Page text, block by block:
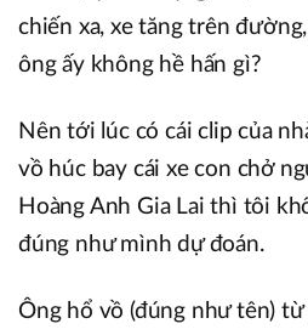
chiến xa, xe tăng trên
ông ấy không hề hấn gì?
Nên tới lúc có cái clip của
vồ húc bay cái xe con chở
Hoàng Anh Gia Lai thì tôi
đúng như mình dự đoán.
Ông hổ vồ (đúng như tên)